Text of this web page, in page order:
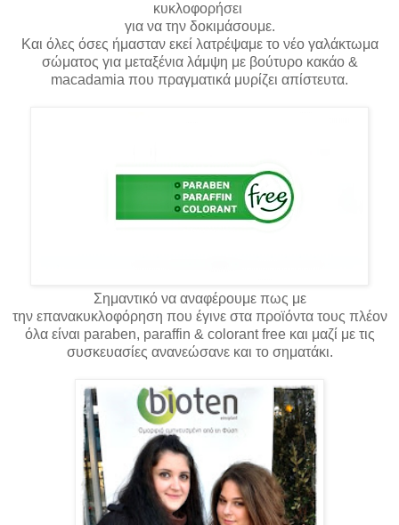
κυκλοφορήσει
για να την δοκιμάσουμε.
Και όλες όσες ήμασταν εκεί λατρέψαμε το νέο γαλάκτωμα
σώματος για μεταξένια λάμψη με βούτυρο κακάο &
macadamia που πραγματικά μυρίζει απίστευτα.
Σημαντικό να αναφέρουμε πως με
την επανακυκλοφόρηση που έγινε στα προϊόντατους πλέον
όλα είναι paraben, paraffin & colorant free και μαζί με τις
συσκευασίες ανανεώσανε και το σηματάκι.